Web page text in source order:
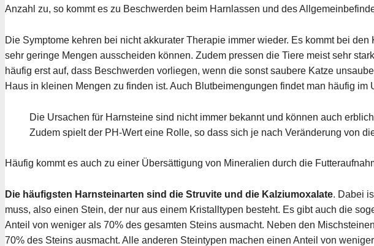
Anzahl zu, so kommt es zu Beschwerden beim Harnlassen und des
Die Symptome kehren bei nicht akkurater Therapie immer wieder. Es kommt bei
sehr geringe Mengen ausscheiden können. Zudem pressen die Tiere meist sehr
häufig erst auf, dass Beschwerden vorliegen, wenn die sonst saubere Katze
Haus in kleinen Mengen zu finden ist. Auch Blutbeimengungen findet man häufig im
Die Ursachen für Harnsteine sind nicht immer bekannt und können auch
Zudem spielt der PH-Wert eine Rolle, so dass sich je nach Veränderung von
Häufig kommt es auch zu einer Übersättigung von Mineralien durch die
Die häufigsten Harnsteinarten sind die Struvite und die Kalziumoxalate. Dabei
muss, also einen Stein, der nur aus einem Kristalltypen besteht. Es gibt auch die
Anteil von weniger als 70% des gesamten Steins ausmacht. Neben den
70% des Steins ausmacht. Alle anderen Steintypen machen einen Anteil von